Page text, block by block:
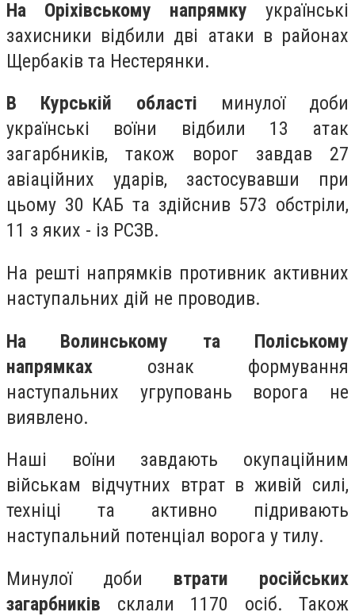
На Оріхівському напрямку українські
захисники відбили дві атаки в районах
Щербаків та Нестерянки.
В Курській області минулої доби
українські воїни відбили 13 атак
загарбників, також ворог завдав 27
авіаційних ударів, застосувавши при
цьому 30 КАБ та здійснив 573 обстріли,
11 з яких - із РСЗВ.
На решті напрямків противник активних
наступальних дій не проводив.
На Волинському та Поліському
напрямках ознак формування
наступальних угруповань ворога не
виявлено.
Наші воїни завдають окупаційним
військам відчутних втрат в живій силі,
техніці та активно підривають
наступальний потенціал ворога у тилу.
Минулої доби втрати російських
загарбників склали 1170 осіб. Також